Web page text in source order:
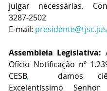
julgar necessárias.
3287-2502
E-mail:
Assembleia Legislativa:
Ofício Notificação nº
CESB,
damos
Excelentíssimo Senhor